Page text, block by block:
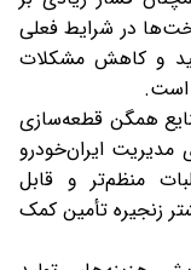
در شرایط فعلی
و کاهش مشکلات
است.
همگن قطعه‌سازی
مدیریت ایران‌خودرو
منظم‌تر و قابل
زنجیره تأمین کمک